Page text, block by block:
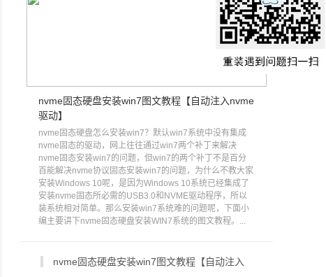
nvme固态硬盘安装win7图文教程【自动注入nvme
驱动】
nvme固态硬盘怎么安装win7？默认win7系统中没有集成
nvme固态的驱动，网上往往通过win7两个补丁来解决
nvme固态安装win7的问题，但win7的两个补丁不是百分
百能解决nvme协议固态安装win7的问题，为什么不教大家
安装Windows 10呢，是因为Windows 10系统已经集成了
安装nvme固态所必需的USB3.0和NVME驱动程序，所以
装系统相对简单。那么安装win7系统难的问题呢，下面小
编主要讲下nvme固态硬盘安装WIN7系统的图文教程。...
nvme固态硬盘安装win7图文教程【自动注入